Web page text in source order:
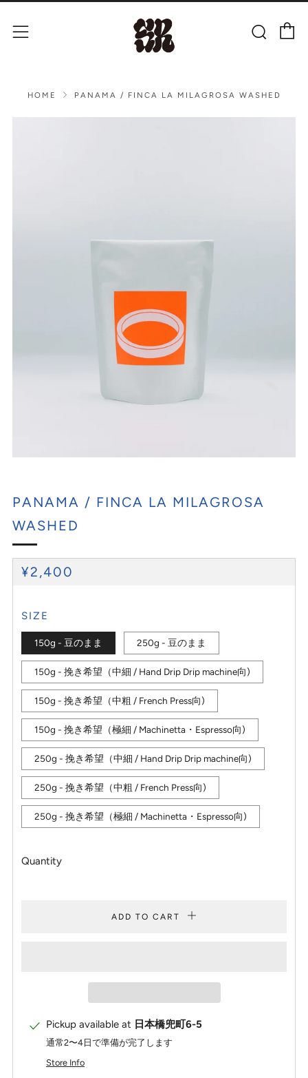
Menu
HOME PANAMA / FINCA LA MILAGROSA WASHED
PANAMA / FINCA LA MILAGROSA
WASHED
REGULAR
¥2,400
SIZE
150g - 豆のまま 250g - 豆のまま
150g - 挽き希望（中細 / Hand Drip Drip machine向)
150g - 挽き希望（中粗 / French Press向)
150g - 挽き希望（極細 / Machinetta・Espresso向)
250g - 挽き希望（中細 / Hand Drip Drip machine向)
250g - 挽き希望（中粗 / French Press向)
250g - 挽き希望（極細 / Machinetta・Espresso向)
Quantity
ADD TO CART
Pickup available at 日本橋兜町6-5
通常2〜4日で準備が完了します
Store Info